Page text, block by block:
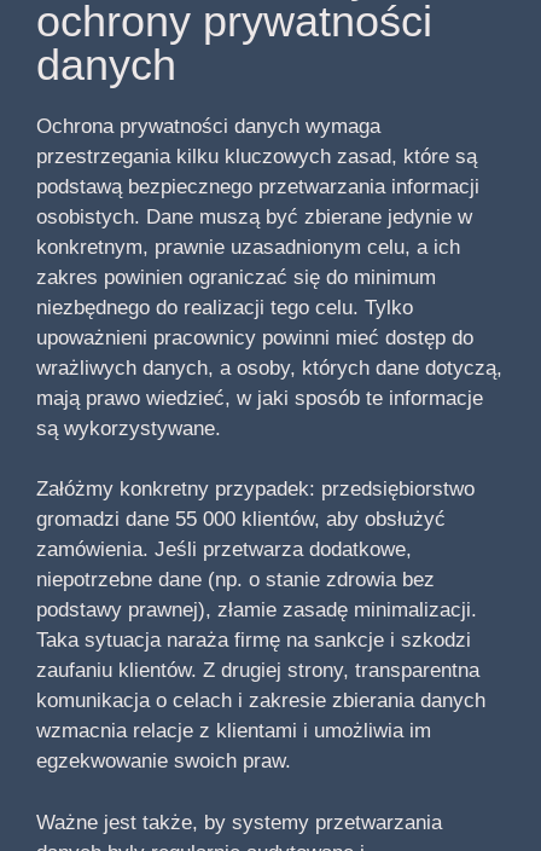
ochrony prywatności
danych
Ochrona prywatności danych wymaga
przestrzegania kilku kluczowych zasad, które są
podstawą bezpiecznego przetwarzania informacji
osobistych. Dane muszą być zbierane jedynie w
konkretnym, prawnie uzasadnionym celu, a ich
zakres powinien ograniczać się do minimum
niezbędnego do realizacji tego celu. Tylko
upoważnieni pracownicy powinni mieć dostęp do
wrażliwych danych, a osoby, których dane dotyczą,
mają prawo wiedzieć, w jaki sposób te informacje
są wykorzystywane.
Załóżmy konkretny przypadek: przedsiębiorstwo
gromadzi dane 55 000 klientów, aby obsłużyć
zamówienia. Jeśli przetwarza dodatkowe,
niepotrzebne dane (np. o stanie zdrowia bez
podstawy prawnej), złamie zasadę minimalizacji.
Taka sytuacja naraża firmę na sankcje i szkodzi
zaufaniu klientów. Z drugiej strony, transparentna
komunikacja o celach i zakresie zbierania danych
wzmacnia relacje z klientami i umożliwia im
egzekwowanie swoich praw.
Ważne jest także, by systemy przetwarzania